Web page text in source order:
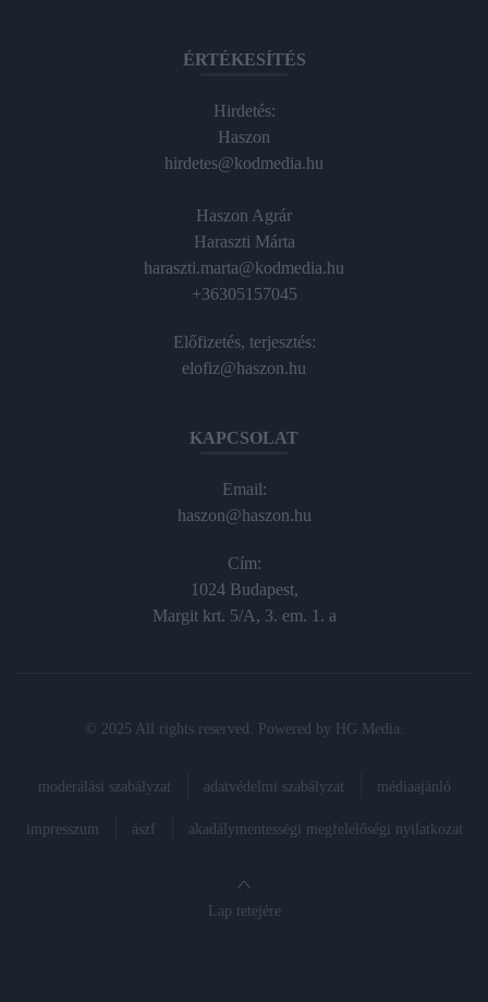
ÉRTÉKESÍTÉS
Hirdetés:
Haszon
hirdetes@kodmedia.hu
Haszon Agrár
Haraszti Márta
haraszti.marta@kodmedia.hu
+36305157045
Előfizetés, terjesztés:
elofiz@haszon.hu
KAPCSOLAT
Email:
haszon@haszon.hu
Cím:
1024 Budapest,
Margit krt. 5/A, 3. em. 1. a
© 2025 All rights reserved. Powered by HG Media
moderálási szabályzat adatvédelmi szabályzat médiaajánló
impresszum ászf akadálymentességi megfelelőségi nyilatkozat
Lap tetejére